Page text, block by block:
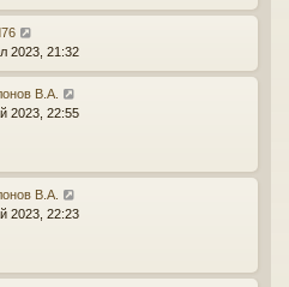
2023, 21:32
В.А.
2023, 22:55
В.А.
2023, 22:23